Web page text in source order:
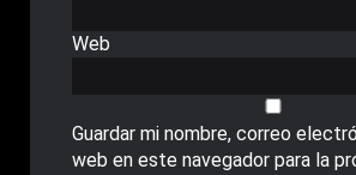
Web
Guardar mi nombre, correo
web en este navegador para la